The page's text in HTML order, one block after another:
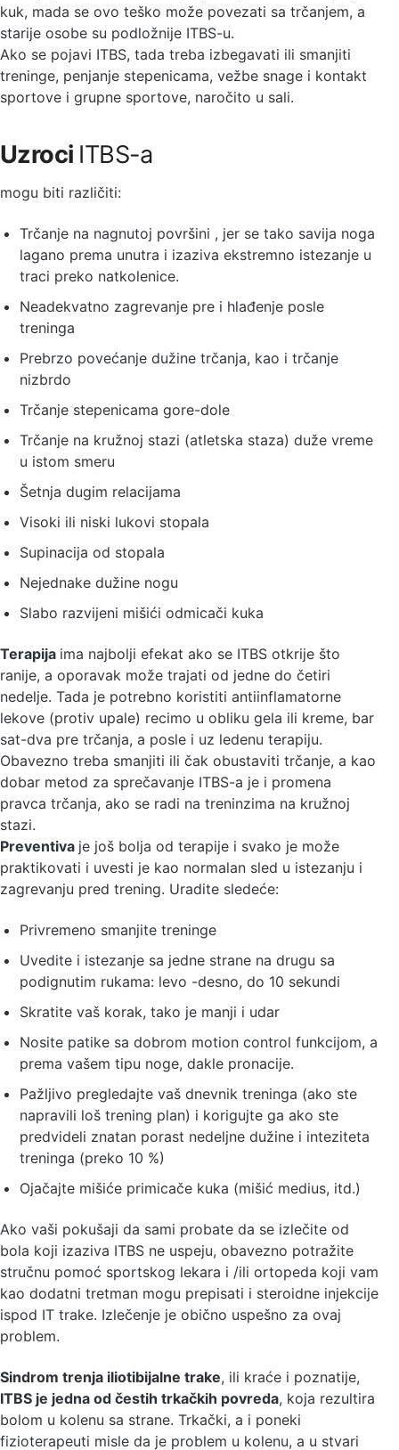
kuk, mada se ovo teško može povezati sa trčanjem, a
starije osobe su podložnije ITBS-u.
Ako se pojavi ITBS, tada treba izbegavati ili smanjiti
treninge, penjanje stepenicama, vežbe snage i kontakt
sportove i grupne sportove, naročito u sali.
Uzroci ITBS-a
mogu biti različiti:
Trčanje na nagnutoj površini , jer se tako savija noga
lagano prema unutra i izaziva ekstremno istezanje u
traci preko natkolenice.
Neadekvatno zagrevanje pre i hlađenje posle
treninga
Prebrzo povećanje dužine trčanja, kao i trčanje
nizbrdo
Trčanje stepenicama gore-dole
Trčanje na kružnoj stazi (atletska staza) duže vreme
u istom smeru
Šetnja dugim relacijama
Visoki ili niski lukovi stopala
Supinacija od stopala
Nejednake dužine nogu
Slabo razvijeni mišići odmicači kuka
Terapija ima najbolji efekat ako se ITBS otkrije što
ranije, a oporavak može trajati od jedne do četiri
nedelje. Tada je potrebno koristiti antiinflamatorne
lekove (protiv upale) recimo u obliku gela ili kreme, bar
sat-dva pre trčanja, a posle i uz ledenu terapiju.
Obavezno treba smanjiti ili čak obustaviti trčanje, a kao
dobar metod za sprečavanje ITBS-a je i promena
pravca trčanja, ako se radi na treninzima na kružnoj
stazi.
Preventiva je još bolja od terapije i svako je može
praktikovati i uvesti je kao normalan sled u istezanju i
zagrevanju pred trening. Uradite sledeće:
Privremeno smanjite treninge
Uvedite i istezanje sa jedne strane na drugu sa
podignutim rukama: levo -desno, do 10 sekundi
Skratite vaš korak, tako je manji i udar
Nosite patike sa dobrom motion control funkcijom, a
prema vašem tipu noge, dakle pronacije.
Pažljivo pregledajte vaš dnevnik treninga (ako ste
napravili loš trening plan) i korigujte ga ako ste
predvideli znatan porast nedeljne dužine i inteziteta
treninga (preko 10 %)
Ojačajte mišiće primicače kuka (mišić medius, itd.)
Ako vaši pokušaji da sami probate da se izlečite od
bola koji izaziva ITBS ne uspeju, obavezno potražite
stručnu pomoć sportskog lekara i /ili ortopeda koji vam
kao dodatni tretman mogu prepisati i steroidne injekcije
ispod IT trake. Izlečenje je obično uspešno za ovaj
problem.
Sindrom trenja iliotibijalne trake, ili kraće i poznatije,
ITBS je jedna od čestih trkačkih povreda, koja rezultira
bolom u kolenu sa strane. Trkački, a i poneki
fizioterapeuti misle da je problem u kolenu, a u stvari